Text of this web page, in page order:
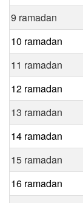
9 ramadan
10 ramadan
11 ramadan
12 ramadan
13 ramadan
14 ramadan
15 ramadan
16 ramadan